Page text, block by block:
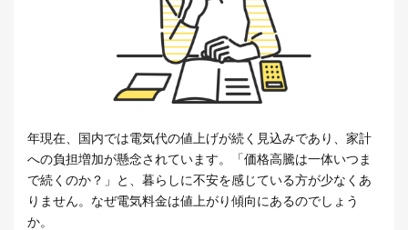
年現在、国内では電気代の値上げが続く見込みであり、家計
への負担増加が懸念されています。「価格高騰は一体いつま
で続くのか？」と、暮らしに不安を感じている方が少なくあ
りません。なぜ電気料金は値上がり傾向にあるのでしょう
か。